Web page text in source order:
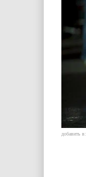
добавить в: